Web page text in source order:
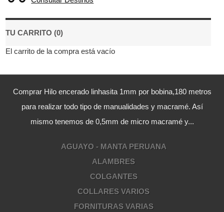
TU CARRITO (0)
El carrito de la compra está vacío
Comprar Hilo encerado linhasita 1mm por bobina,180 metros
para realizar todo tipo de manualidades y macramé. Así
mismo tenemos de 0,5mm de micro macramé y...
AGUAYO - MANTA PERUANA
ALAMBRES
COLGANTES
COLLARES VARIOS
FORNITURAS VARIAS